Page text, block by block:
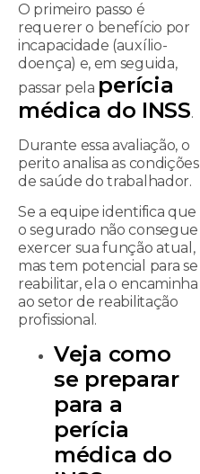
O primeiro passo é
requerer o benefício por
incapacidade (auxílio-
doença) e, em seguida,
passar pela perícia
médica do INSS.
Durante essa avaliação, o
perito analisa as condições
de saúde do trabalhador.
Se a equipe identifica que
o segurado não consegue
exercer sua função atual,
mas tem potencial para se
reabilitar, ela o encaminha
ao setor de reabilitação
profissional.
Veja como
se preparar
para a
perícia
médica do